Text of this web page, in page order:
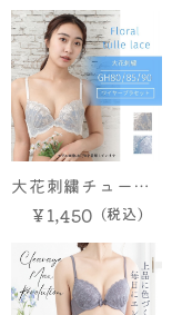
ツ
大花刺繍チュール
レース GHカップ
ブラ＆ショーツ
￥1,450